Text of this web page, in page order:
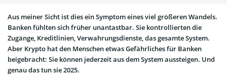
Aus meiner Sicht ist dies ein Symptom eines viel größeren Wandels.
Banken fühlten sich früher unantastbar. Sie kontrollierten die
Zugänge, Kreditlinien, Verwahrungsdienste, das gesamte System.
Aber Krypto hat den Menschen etwas Gefährliches für Banken
beigebracht: Sie können jederzeit aus dem System aussteigen. Und
genau das tun sie 2025.